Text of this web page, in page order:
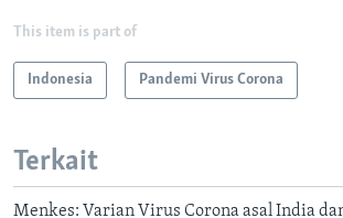
This item is part of
Indonesia Pandemi Virus Corona
Terkait
Menkes: Varian Virus Corona asal India